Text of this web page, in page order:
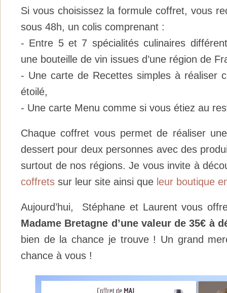
Si vous choisissez la formule coffret, vous
sous 48h, un colis comprenant :
- Entre 5 et 7 spécialités culinaires
une bouteille de vin issues d’une région de
- Une carte de Recettes simples à réaliser
étoilé,
- Une carte Menu comme si vous étiez au
Chaque coffret vous permet de réaliser
dessert pour deux personnes avec des
surtout de nos régions. Je vous invite à
coffrets sur leur site ainsi que leur boutique
Aujourd’hui, Stéphane et Laurent vous
Madame Bretagne d’une valeur de 35€ à
bien de la chance je trouve ! Un grand
chance à vous !